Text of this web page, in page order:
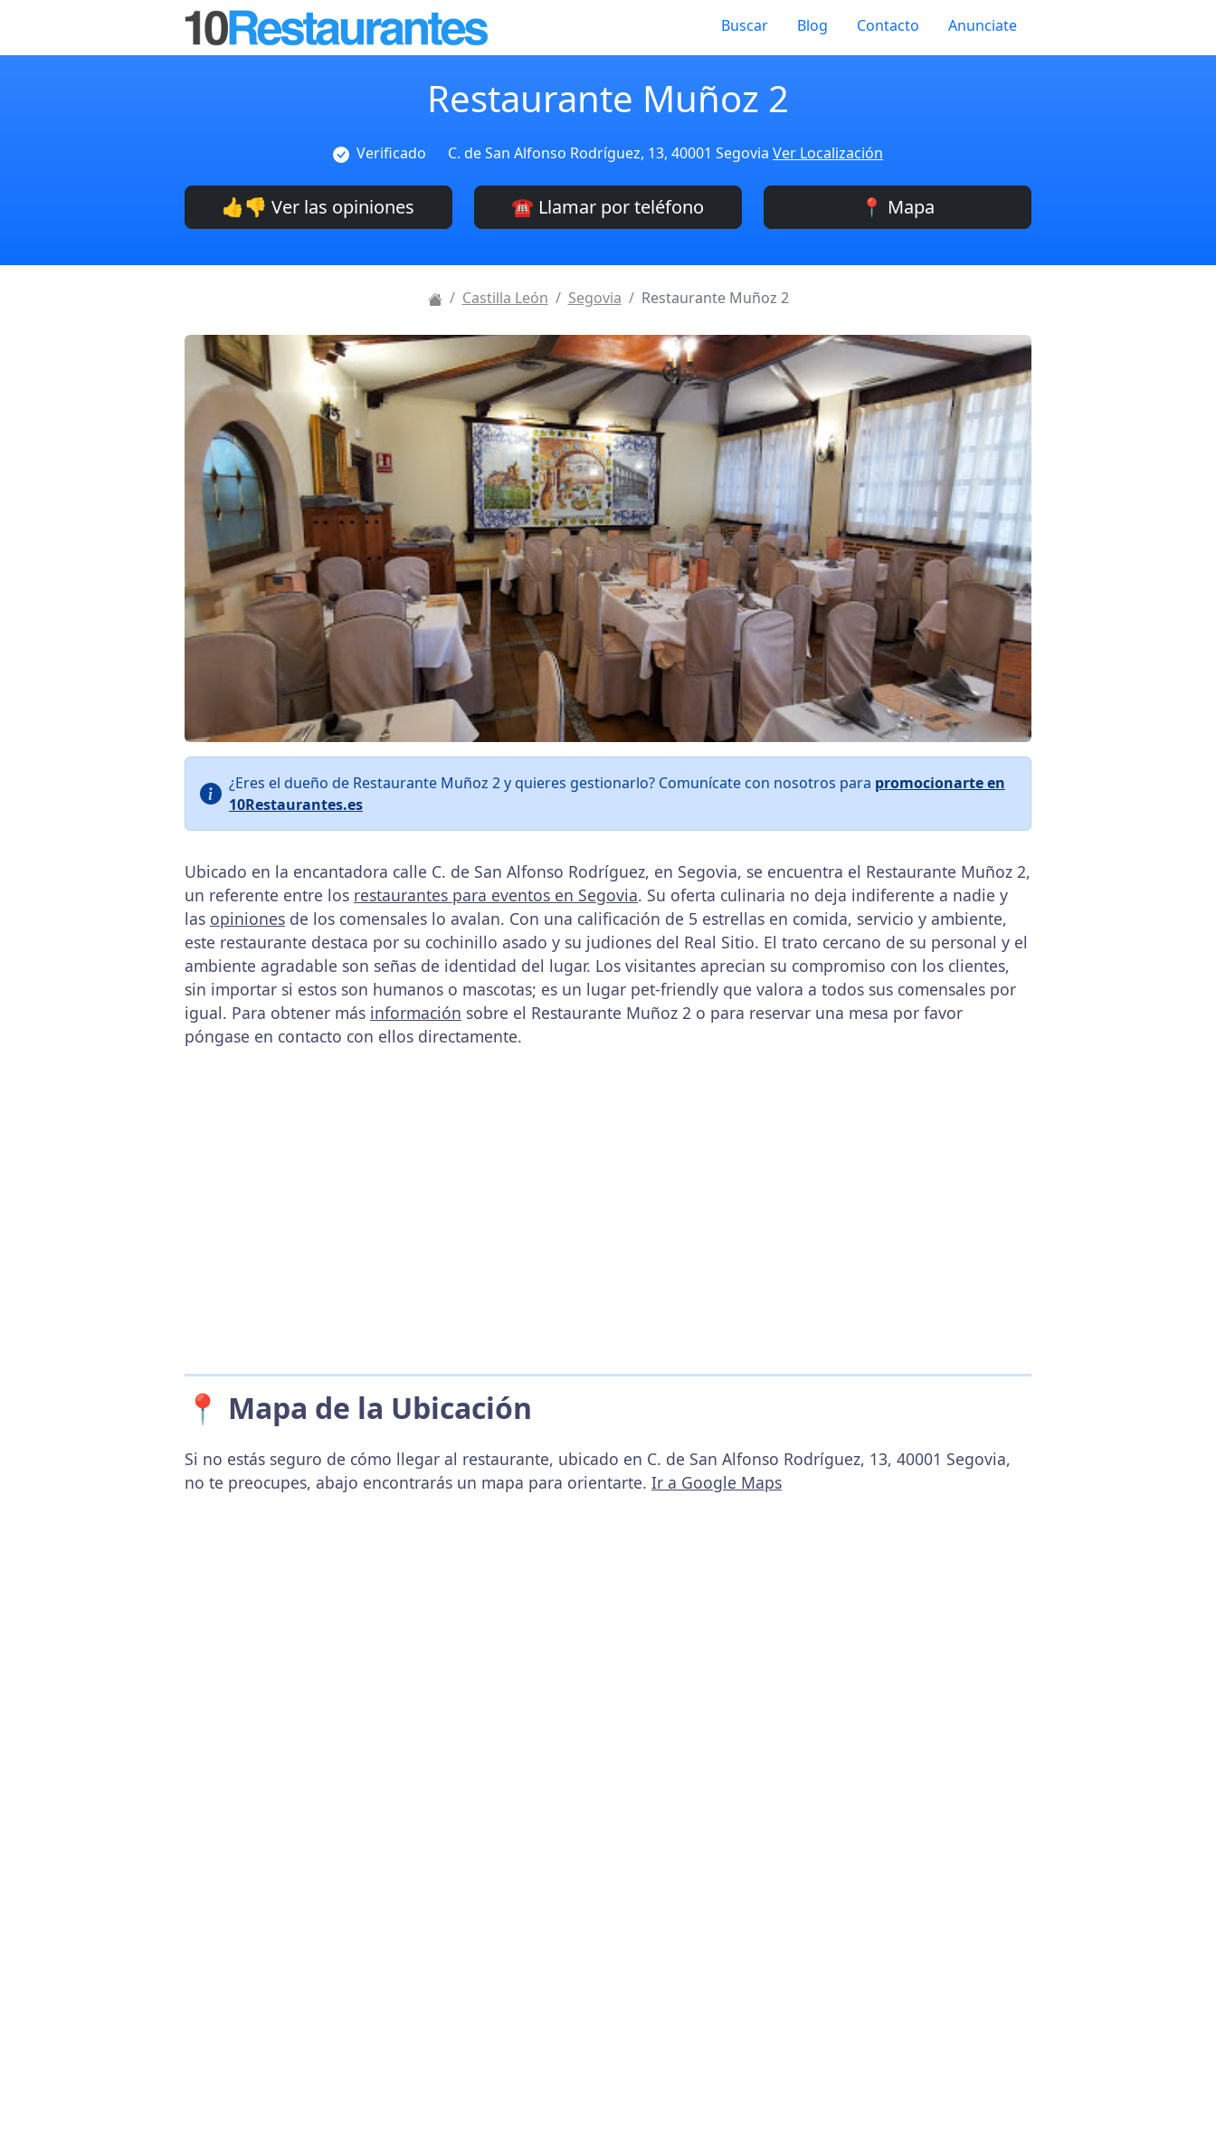
Buscar Blog Contacto Anunciate
Restaurante Muñoz 2
Verificado C. de San Alfonso Rodríguez, 13, 40001 Segovia Ver Localización
👍👎 Ver las opiniones ☎️ Llamar por teléfono 📍 Mapa
Castilla León Segovia Restaurante Muñoz 2
¿Eres el dueño de Restaurante Muñoz 2 y quieres gestionarlo? Comunícate con nosotros para promocionarte en
10Restaurantes.es
Ubicado en la encantadora calle C. de San Alfonso Rodríguez, en Segovia, se encuentra el Restaurante Muñoz 2,
un referente entre los restaurantes para eventos en Segovia. Su oferta culinaria no deja indiferente a nadie y
las opiniones de los comensales lo avalan. Con una calificación de 5 estrellas en comida, servicio y ambiente,
este restaurante destaca por su cochinillo asado y su judiones del Real Sitio. El trato cercano de su personal y el
ambiente agradable son señas de identidad del lugar. Los visitantes aprecian su compromiso con los clientes,
sin importar si estos son humanos o mascotas; es un lugar pet-friendly que valora a todos sus comensales por
igual. Para obtener más información sobre el Restaurante Muñoz 2 o para reservar una mesa por favor
póngase en contacto con ellos directamente.
📍 Mapa de la Ubicación
Si no estás seguro de cómo llegar al restaurante, ubicado en C. de San Alfonso Rodríguez, 13, 40001 Segovia,
no te preocupes, abajo encontrarás un mapa para orientarte. Ir a Google Maps